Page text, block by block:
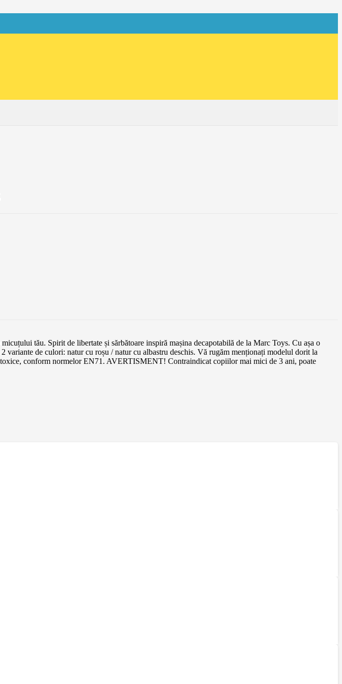
tău. Spirit de libertate și sărbătoare inspiră mașina decapotabilă de la Marc Toys. Cu așa o
de culori: natur cu roșu / natur cu albastru deschis. Vă rugăm menționați modelul dorit la
conform normelor EN71. AVERTISMENT! Contraindicat copiilor mai mici de 3 ani, poate